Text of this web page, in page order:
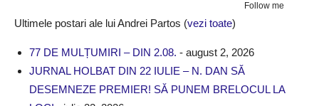
Follow me
Ultimele postari ale lui Andrei Partos (vezi toate)
77 DE MULȚUMIRI – DIN 2.08. - august 2, 2026
JURNAL HOLBAT DIN 22 IULIE – N. DAN SĂ
DESEMNEZE PREMIER! SĂ PUNEM BRELOCUL LA